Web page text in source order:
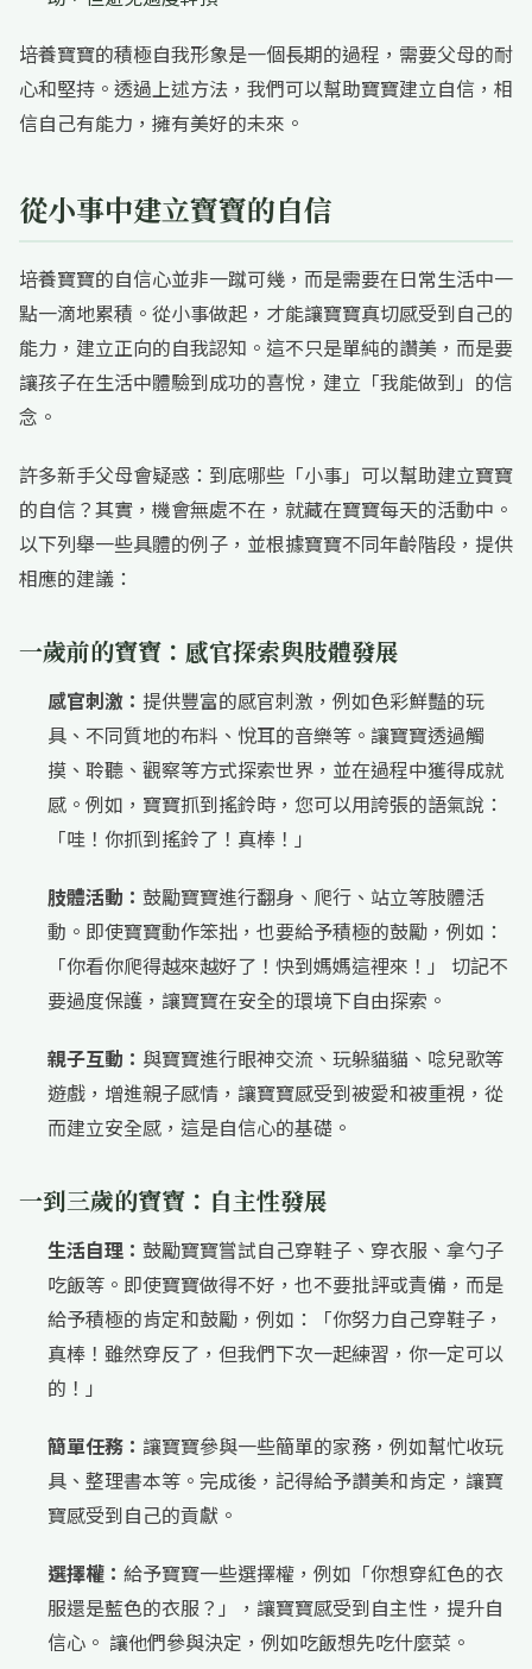
培養寶寶的積極自我形象是一個長期的過程，需要父母的耐
心和堅持。透過上述方法，我們可以幫助寶寶建立自信，相
信自己有能力，擁有美好的未來。
從小事中建立寶寶的自信
培養寶寶的自信心並非一蹴可幾，而是需要在日常生活中一
點一滴地累積。從小事做起，才能讓寶寶真切感受到自己的
能力，建立正向的自我認知。這不只是單純的讚美，而是要
讓孩子在生活中體驗到成功的喜悅，建立「我能做到」的信
念。
許多新手父母會疑惑：到底哪些「小事」可以幫助建立寶寶
的自信？其實，機會無處不在，就藏在寶寶每天的活動中。
以下列舉一些具體的例子，並根據寶寶不同年齡階段，提供
相應的建議：
一歲前的寶寶：感官探索與肢體發展
感官刺激： 提供豐富的感官刺激，例如色彩鮮豔的玩
具、不同質地的布料、悅耳的音樂等。讓寶寶透過觸
摸、聆聽、觀察等方式探索世界，並在過程中獲得成就
感。例如，寶寶抓到搖鈴時，您可以用誇張的語氣說：
「哇！你抓到搖鈴了！真棒！」
肢體活動： 鼓勵寶寶進行翻身、爬行、站立等肢體活
動。即使寶寶動作笨拙，也要給予積極的鼓勵，例如：
「你看你爬得越來越好了！快到媽媽這裡來！」 切記不
要過度保護，讓寶寶在安全的環境下自由探索。
親子互動： 與寶寶進行眼神交流、玩躲貓貓、唸兒歌等
遊戲，增進親子感情，讓寶寶感受到被愛和被重視，從
而建立安全感，這是自信心的基礎。
一到三歲的寶寶：自主性發展
生活自理： 鼓勵寶寶嘗試自己穿鞋子、穿衣服、拿勺子
吃飯等。即使寶寶做得不好，也不要批評或責備，而是
給予積極的肯定和鼓勵，例如：「你努力自己穿鞋子，
真棒！雖然穿反了，但我們下次一起練習，你一定可以
的！」
簡單任務： 讓寶寶參與一些簡單的家務，例如幫忙收玩
具、整理書本等。完成後，記得給予讚美和肯定，讓寶
寶感受到自己的貢獻。
選擇權： 給予寶寶一些選擇權，例如「你想穿紅色的衣
服還是藍色的衣服？」，讓寶寶感受到自主性，提升自
信心。 讓他們參與決定，例如吃飯想先吃什麼菜。